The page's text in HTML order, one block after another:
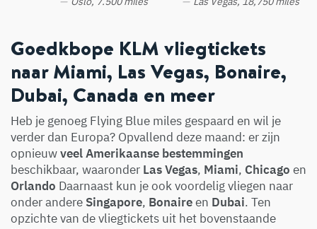
Goedkbope KLM vliegtickets
naar Miami, Las Vegas, Bonaire,
Dubai, Canada en meer
Heb je genoeg Flying Blue miles gespaard en wil je
verder dan Europa? Opvallend deze maand: er zijn
opnieuwveel Amerikaanse bestemmingen
beschikbaar, waaronder Las Vegas, Miami, Chicago en
Orlando Daarnaast kun je ook voordelig vliegen naar
onder andere Singapore, Bonaireen Dubai. Ten
opzichte van de vliegtickets uit het bovenstaande